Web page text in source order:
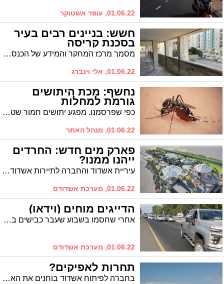
01.06.22, עופר אשטוקר
חשש: בניינים רבים בעיר
בסכנת קריסה
מסמך מרכז המחקר והמידע של הכנסת חושף כי חברות הביטוח מסרבות לכלול בפוליסה מקרה של קריסה בשל התיישנות, מה שמעמיד דיירים בסכנה של הימצאות ללא קורת גג. באשדוד ישנם 143 מבנים המוגדרים מסוכנים (הרשימה המלאה כאן). הבניין שלכם ברשימה?
01.06.22, אלי וינברג
נחשף: מכת היתושים
גורמת למחלות
כפי שפרסמנו, מפגע יתושים חמור שטרם חווינו תוקף את אזור אשדוד בעקבות הזרמת השפכים של באר טוביה לנחל לכיש. תושבי אשדוד מתמודדים עם מפגע יתושים שטרם חווינו באזור אשדוד שעלול לסכן את בריאות תושבי אשדוד
01.06.22, מנהל האתר
פארק מים חדש: החרדים
ייהנו ממנו?
עיריית אשדוד והחברה לתיירות אשדוד פרסמו בימים אלה מכרז להקמתו של פארק אתגרים החדש הכולל בריכה אולימפית שעל תכנונו עמלו רבות לאחר שקיבלו את כל ההיתרים הנדרשים. היעד לסיום הפרויקט: 3 שנים. האם לתושבים החרדים יוענקו ימי בילוי בהפרדה?
01.06.22, מערכת אשדודס
הדייגים מוחים (וידאו)
אחרי שחסמו בשבוע שעבר כבישים בצפון הארץ, מחאת הדייגים ומשפחותיהם מגיעה לאזורינו. לפני זמן קצר נחסם לתנועה כביש 4 לכיוון צפון באזור מחלף אשדוד. הדייגים מוחים על איסור הדייג והפגיעה הקשה בפרנסתם
01.06.22, מערכת אשדודס
תחרות לאפיקים?
בחברה לפיתוח אשדוד בוחנים את האפשרות להגיש מועמדות ל'קול קורא' של משרד התחבורה להפעלת קווי מוניות שירות בעיר